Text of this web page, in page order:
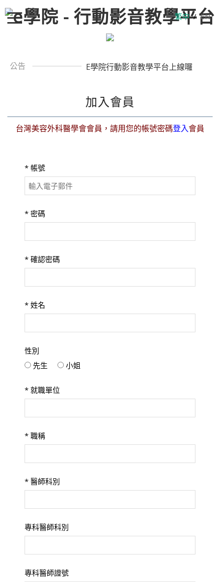
繁中 / EN
公告 E學院行動影音教學平台上線囉
加入會員
台灣美容外科醫學會會員，請用您的帳號密碼登入會員
* 帳號
* 密碼
* 確認密碼
* 姓名
性別
先生
小姐
* 就職單位
* 職稱
* 醫師科別
專科醫師科別
專科醫師證號